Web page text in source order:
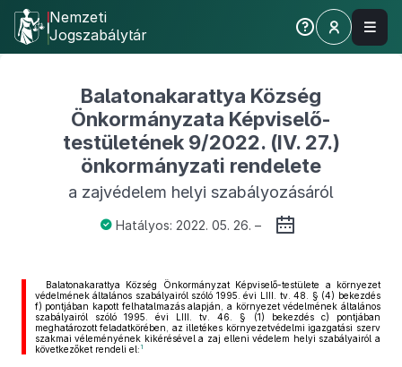
Nemzeti
Jogszabálytár
Balatonakarattya Község
Önkormányzata Képviselő-
testületének 9/2022. (IV. 27.)
önkormányzati rendelete
a zajvédelem helyi szabályozásáról
Hatályos: 2022. 05. 26. –
Balatonakarattya Község Önkormányzat Képviselő-testülete a környezet
védelmének általános szabályairól szóló 1995. évi LIII. tv. 48. § (4) bekezdés
f) pontjában kapott felhatalmazás alapján, a környezet védelmének általános
szabályairól szóló 1995. évi LIII. tv. 46. § (1) bekezdés c) pontjában
meghatározott feladatkörében, az illetékes környezetvédelmi igazgatási szerv
szakmai véleményének kikérésével a zaj elleni védelem helyi szabályairól a
következőket rendeli el: 1